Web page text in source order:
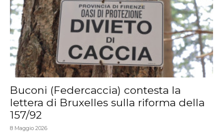
Buconi (Federcaccia) contesta la
lettera di Bruxelles sulla riforma della
157/92
8 Maggio 2026